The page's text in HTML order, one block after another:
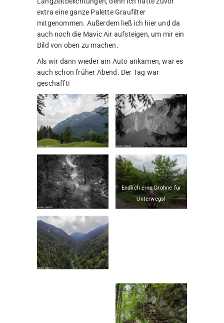
extra eine ganze Palette Graufilter
mitgenommen. Außerdem ließ ich hier und da
auch noch die Mavic Air aufsteigen, um mir ein
Bild von oben zu machen.
Als wir dann wieder am Auto ankamen, war es
auch schon früher Abend. Der Tag war
geschafft!
Endlich eine Drohne für
Unterwegs!